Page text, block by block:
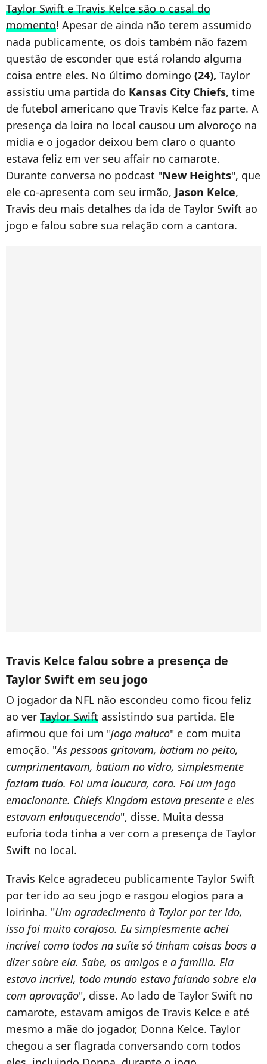
Taylor Swift e Travis Kelce são o casal do
momento! Apesar de ainda não terem assumido
nada publicamente, os dois também não fazem
questão de esconder que está rolando alguma
coisa entre eles. No último domingo (24), Taylor
assistiu uma partida do Kansas City Chiefs, time
de futebol americano que Travis Kelce faz parte. A
presença da loira no local causou um alvoroço na
mídia e o jogador deixou bem claro o quanto
estava feliz em ver seu affair no camarote.
Durante conversa no podcast "New Heights", que
ele co-apresenta com seu irmão, Jason Kelce,
Travis deu mais detalhes da ida de Taylor Swift ao
jogo e falou sobre sua relação com a cantora.
Travis Kelce falou sobre a presença de
Taylor Swift em seu jogo
O jogador da NFL não escondeu como ficou feliz
ao ver Taylor Swift assistindo sua partida. Ele
afirmou que foi um "jogo maluco" e com muita
emoção. "As pessoas gritavam, batiam no peito,
cumprimentavam, batiam no vidro, simplesmente
faziam tudo. Foi uma loucura, cara. Foi um jogo
emocionante. Chiefs Kingdom estava presente e eles
estavam enlouquecendo", disse. Muita dessa
euforia toda tinha a ver com a presença de Taylor
Swift no local.
Travis Kelce agradeceu publicamente Taylor Swift
por ter ido ao seu jogo e rasgou elogios para a
loirinha. "Um agradecimento à Taylor por ter ido,
isso foi muito corajoso. Eu simplesmente achei
incrível como todos na suíte só tinham coisas boas a
dizer sobre ela. Sabe, os amigos e a família. Ela
estava incrível, todo mundo estava falando sobre ela
com aprovação", disse. Ao lado de Taylor Swift no
camarote, estavam amigos de Travis Kelce e até
mesmo a mãe do jogador, Donna Kelce. Taylor
chegou a ser flagrada conversando com todos